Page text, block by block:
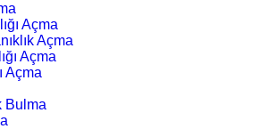
Açma
Açma
Açma
Açma
Bulma